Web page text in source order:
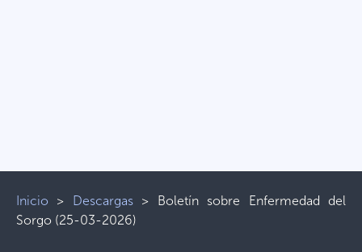
Inicio > Descargas> Boletín sobre Enfermedad del
Sorgo (25-03-2026)